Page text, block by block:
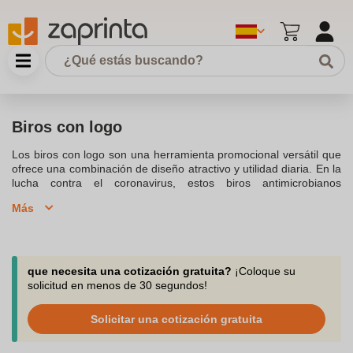
Biros con logo
Los biros con logo son una herramienta promocional versátil que
ofrece una combinación de diseño atractivo y utilidad diaria. En la
lucha contra el coronavirus, estos biros antimicrobianos
de la superficie en 24 horas, probado según el protocolo ISO
combate contra virus y hongos. Además de ser reciclables,
ofrecen alta calidad de escritura gracias a su diseño innovador.
Los productos promocionales con logotipo, como los biros, son
permitiendo una línea de comunicación directa entre el público y
la marca. Con el servicio gratuito de impresión de logotipos,
ahora es posible personalizar biros de alta calidad que reflejan la
Más
que necesita una cotización gratuita? ¡Coloque su
solicitud en menos de 30 segundos!
Solicitar una cotización gratuita